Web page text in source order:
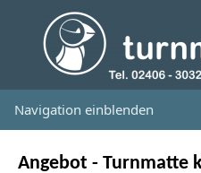
Navigation einblenden
Angebot - Turnmatte